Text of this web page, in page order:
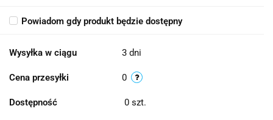
Powiadom gdy produkt będzie dostępny
Wysyłka w ciągu 3 dni
Cena przesyłki 0
Dostępność 0 szt.